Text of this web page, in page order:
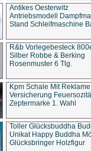
Antikes Oesterwitz
Antriebsmodell
Stand Schleifmaschine
R&b Vorlegebesteck
Silber Robbe & Berking
Rosenmuster 6 Tlg.
Kpm Schale Mit Reklame
Versicherung
Zeptermarke 1. Wahl
Toller Glücksbuddha
Unikat Happy Buddha
Glücksbringer Holzfigur